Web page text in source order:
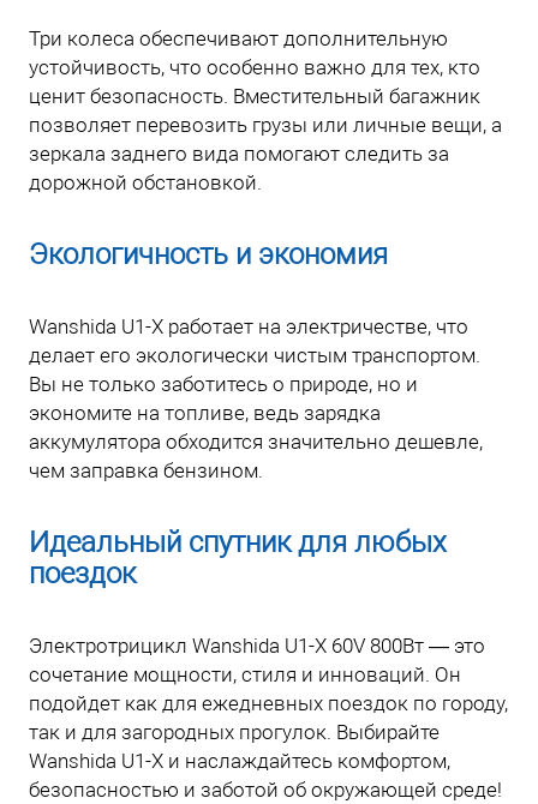
Три колеса обеспечивают дополнительную
устойчивость, что особенно важно для тех, кто
ценит безопасность. Вместительный багажник
позволяет перевозить грузы или личные вещи, а
зеркала заднего вида помогают следить за
дорожной обстановкой.
Экологичность и экономия
Wanshida U1-X работает на электричестве, что
делает его экологически чистым транспортом.
Вы не только заботитесь о природе, но и
экономите на топливе, ведь зарядка
аккумулятора обходится значительно дешевле,
чем заправка бензином.
Идеальный спутник для любых
поездок
Электротрицикл Wanshida U1-X 60V 800Вт — это
сочетание мощности, стиля и инноваций. Он
подойдет как для ежедневных поездок по городу,
так и для загородных прогулок. Выбирайте
Wanshida U1-X и наслаждайтесь комфортом,
безопасностью и заботой об окружающей среде!